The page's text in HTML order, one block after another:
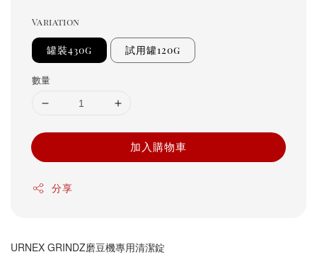
Variation
罐裝430g 試用罐120g
數量
加入購物車
分享
URNEX GRINDZ磨豆機專用清潔錠